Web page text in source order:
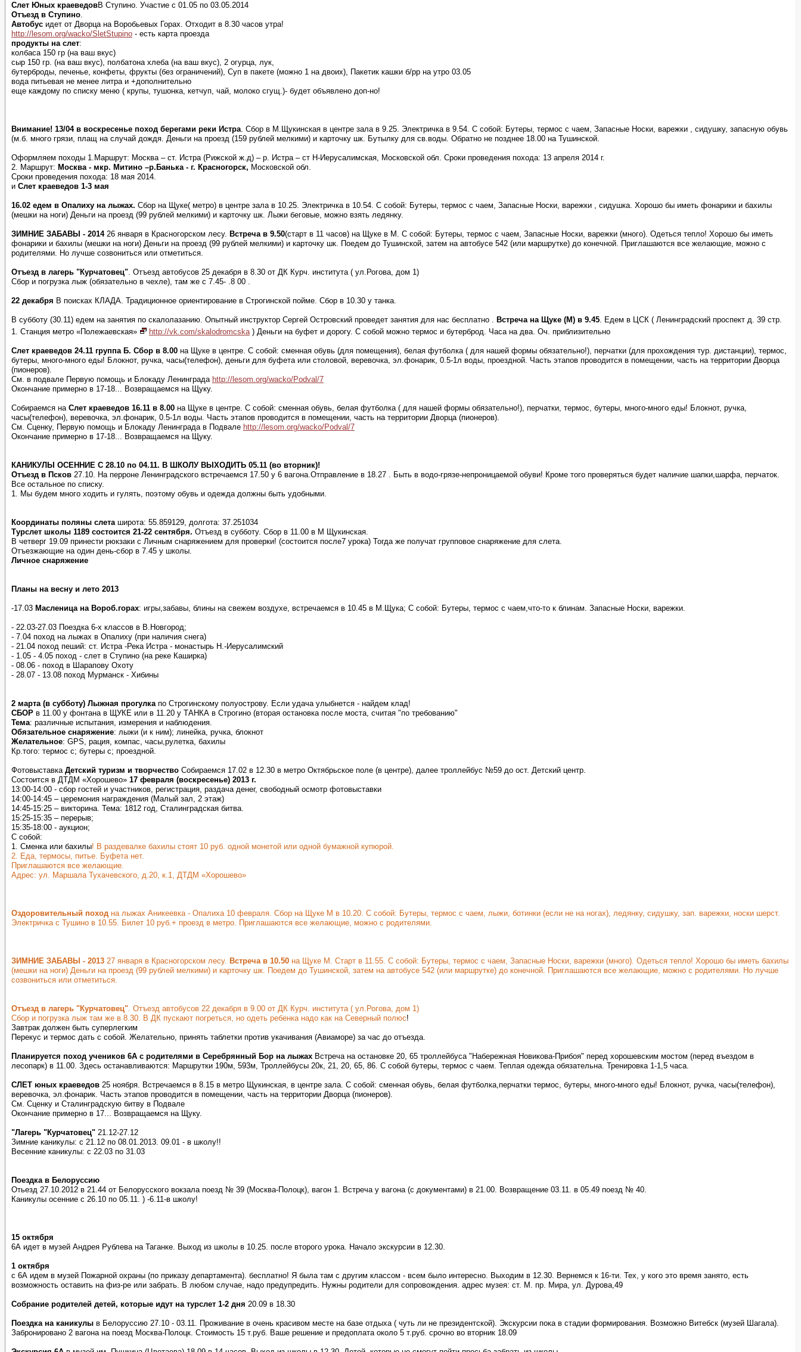
Слет Юных краеведовВ Ступино. Участие с 01.05 по 03.05.2014
Отъезд в Ступино.
Автобус идет от Дворца на Воробьевых Горах. Отходит в 8.30 часов утра!
http://lesom.org/wacko/SletStupino - есть карта проезда
продукты на слет:
колбаса 150 гр (на ваш вкус)
сыр 150 гр. (на ваш вкус), полбатона хлеба (на ваш вкус), 2 огурца, лук,
бутерброды, печенье, конфеты, фрукты (без ограничений), Суп в пакете (можно 1 на двоих), Пакетик кашки б/рр на утро 03.05
вода питьевая не менее литра и +дополнительно
еще каждому по списку меню ( крупы, тушонка, кетчуп, чай, молоко сгущ.)- будет объявлено доп-но!
Внимание! 13/04 в воскресенье поход берегами реки Истра. Сбор в М.Щукинская в центре зала в 9.25. Электричка в 9.54. С собой: Бутеры, термос с чаем, Запасные Носки, варежки , сидушку, запасную обувь
(м.б. много грязи, плащ на случай дождя. Деньги на проезд (159 рублей мелкими) и карточку шк. Бутылку для св.воды. Обратно не позднее 18.00 на Тушинской.
Оформляем походы 1.Маршрут: Москва – ст. Истра (Рижской ж.д) – р. Истра – ст Н-Иерусалимская, Московской обл. Сроки проведения похода: 13 апреля 2014 г.
2. Маршрут: Москва - мкр. Митино –р.Банька - г. Красногорск, Московской обл.
Сроки проведения похода: 18 мая 2014.
и Слет краеведов 1-3 мая
16.02 едем в Опалиху на лыжах. Сбор на Щуке( метро) в центре зала в 10.25. Электричка в 10.54. С собой: Бутеры, термос с чаем, Запасные Носки, варежки , сидушка. Хорошо бы иметь фонарики и бахилы
(мешки на ноги) Деньги на проезд (99 рублей мелкими) и карточку шк. Лыжи беговые, можно взять ледянку.
ЗИМНИЕ ЗАБАВЫ - 201426 января в Красногорском лесу. Встреча в 9.50(старт в 11 часов) на Щуке в М. С собой: Бутеры, термос с чаем, Запасные Носки, варежки (много). Одеться тепло! Хорошо бы иметь
фонарики и бахилы (мешки на ноги) Деньги на проезд (99 рублей мелкими) и карточку шк. Поедем до Тушинской, затем на автобусе 542 (или маршрутке) до конечной. Приглашаются все желающие, можно с
родителями. Но лучше созвониться или отметиться.
Отъезд в лагерь "Курчатовец". Отъезд автобусов 25 декабря в 8.30 от ДК Курч. института ( ул.Рогова, дом 1)
Сбор и погрузка лыж (обязательно в чехле), там же c 7.45- .8 00 .
22 декабря В поисках КЛАДА. Традиционное ориентирование в Строгинской пойме. Сбор в 10.30 у танка.
В субботу (30.11) едем на занятия по скалолазанию. Опытный инструктор Сергей Островский проведет занятия для нас бесплатно . Встреча на Щуке (М) в 9.45. Едем в ЦСК ( Ленинградский проспект д. 39 стр.
1. Станция метро «Полежаевская»
http://vk.com/skalodromcska) Деньги на буфет и дорогу. С собой можно термос и бутерброд. Часа на два. Оч. приблизительно
Слет краеведов 24.11 группа Б. Сбор в 8.00 на Щуке в центре. С собой: сменная обувь (для помещения), белая футболка ( для нашей формы обязательно!), перчатки (для прохождения тур. дистанции), термос,
бутеры, много-много еды! Блокнот, ручка, часы(телефон), деньги для буфета или столовой, веревочка, эл.фонарик, 0.5-1л воды, проездной. Часть этапов проводится в помещении, часть на территории Дворца
(пионеров).
См. в подвале Первую помощь и Блокаду Ленинграда http://lesom.org/wacko/Podval/7
Окончание примерно в 17-18... Возвращаемся на Щуку.
Собираемся на Слет краеведов 16.11 в 8.00 на Щуке в центре. С собой: сменная обувь, белая футболка ( для нашей формы обязательно!), перчатки, термос, бутеры, много-много еды! Блокнот, ручка,
часы(телефон), веревочка, эл.фонарик, 0.5-1л воды. Часть этапов проводится в помещении, часть на территории Дворца (пионеров).
См. Сценку, Первую помощь и Блокаду Ленинграда в Подвале http://lesom.org/wacko/Podval/7
Окончание примерно в 17-18... Возвращаемся на Щуку.
КАНИКУЛЫ ОСЕННИЕ С 28.10 по 04.11. В ШКОЛУ ВЫХОДИТЬ 05.11 (во вторник)!
Отъезд в Псков 27.10. На перроне Ленинградского встречаемся 17.50 у 6 вагона.Отправление в 18.27 . Быть в водо-грязе-непроницаемой обуви! Кроме того проверяться будет наличие шапки,шарфа, перчаток.
Все остальное по списку.
1. Мы будем много ходить и гулять, поэтому обувь и одежда должны быть удобными.
Координаты поляны слеташирота: 55.859129, долгота: 37.251034
Турслет школы 1189 состоится 21-22 сентября. Отъезд в субботу. Сбор в 11.00 в М Щукинская.
В четверг 19.09 принести рюкзаки с Личным снаряжением для проверки! (состоится после7 урока) Тогда же получат групповое снаряжение для слета.
Отъезжающие на один день-сбор в 7.45 у школы.
Личное снаряжение
Планы на весну и лето 2013
-17.03 Масленица на Вороб.горах: игры,забавы, блины на свежем воздухе, встречаемся в 10.45 в М.Щука; С собой: Бутеры, термос с чаем,что-то к блинам. Запасные Носки, варежки.
- 22.03-27.03 Поездка 6-х классов в В.Новгород;
- 7.04 поход на лыжах в Опалиху (при наличия снега)
- 21.04 поход пеший: ст. Истра -Река Истра - монастырь Н.-Иерусалимский
- 1.05 - 4.05 поход - слет в Ступино (на реке Каширка)
- 08.06 - поход в Шарапову Охоту
- 28.07 - 13.08 поход Мурманск - Хибины
2 марта (в субботу) Лыжная прогулкапо Строгинскому полуострову. Если удача улыбнется - найдем клад!
СБОР в 11.00 у фонтана в ЩУКЕ или в 11.20 у ТАНКА в Строгино (вторая остановка после моста, считая "по требованию"
Тема: различные испытания, измерения и наблюдения.
Обязательное снаряжение: лыжи (и к ним); линейка, ручка, блокнот
Желательное: GPS, рация, компас, часы,рулетка, бахилы
Кр.того: термос с; бутеры с; проездной.
Фотовыставка Детский туризм и творчество Собираемся 17.02 в 12.30 в метро Октябрьское поле (в центре), далее троллейбус №59 до ост. Детский центр.
Состоится в ДТДМ «Хорошево» 17 февраля (воскресенье) 2013 г.
13:00-14:00 - сбор гостей и участников, регистрация, раздача денег, свободный осмотр фотовыставки
14:00-14:45 – церемония награждения (Малый зал, 2 этаж)
14:45-15:25 – викторина. Тема: 1812 год, Сталинградская битва.
15:25-15:35 – перерыв;
15:35-18:00 - аукцион;
С собой:
1. Сменка или бахилы! В раздевалке бахилы стоят 10 руб. одной монетой или одной бумажной купюрой.
2. Еда, термосы, питье. Буфета нет.
Приглашаются все желающие.
Адрес: ул. Маршала Тухачевского, д.20, к.1, ДТДМ «Хорошево»
Оздоровительный поход на лыжах Аникеевка - Опалиха 10 февраля. Сбор на Щуке М в 10.20. С собой: Бутеры, термос с чаем, лыжи, ботинки (если не на ногах), ледянку, сидушку, зап. варежки, носки шерст.
Электричка с Тушино в 10.55. Билет 10 руб.+ проезд в метро. Приглашаются все желающие, можно с родителями.
ЗИМНИЕ ЗАБАВЫ - 2013 27 января в Красногорском лесу. Встреча в 10.50 на Щуке М. Старт в 11.55. С собой: Бутеры, термос с чаем, Запасные Носки, варежки (много). Одеться тепло! Хорошо бы иметь бахилы
(мешки на ноги) Деньги на проезд (99 рублей мелкими) и карточку шк. Поедем до Тушинской, затем на автобусе 542 (или маршрутке) до конечной. Приглашаются все желающие, можно с родителями. Но лучше
созвониться или отметиться.
Отъезд в лагерь "Курчатовец". Отъезд автобусов 22 декабря в 9.00 от ДК Курч. института ( ул.Рогова, дом 1)
Сбор и погрузка лыж там же в 8.30. В ДК пускают погреться, но одеть ребенка надо как на Северный полюс!
Завтрак должен быть суперлегким
Перекус и термос дать с собой. Желательно, принять таблетки против укачивания (Авиаморе) за час до отъезда.
Планируется поход учеников 6А с родителями в Серебрянный Бор на лыжах Встреча на остановке 20, 65 троллейбуса "Набережная Новикова-Прибоя" перед хорошевским мостом (перед въездом в
лесопарк) в 11.00. Здесь останавливаются: Маршрутки 190м, 593м, Троллейбусы 20к, 21, 20, 65, 86. С собой бутеры, термос с чаем. Теплая одежда обязательна. Тренировка 1-1,5 часа.
СЛЕТ юных краеведов 25 ноября. Встречаемся в 8.15 в метро Щукинская, в центре зала. С собой: сменная обувь, белая футболка,перчатки термос, бутеры, много-много еды! Блокнот, ручка, часы(телефон),
веревочка, эл.фонарик. Часть этапов проводится в помещении, часть на территории Дворца (пионеров).
См. Сценку и Сталинградскую битву в Подвале
Окончание примерно в 17... Возвращаемся на Щуку.
"Лагерь "Курчатовец" 21.12-27.12
Зимние каникулы: с 21.12 по 08.01.2013. 09.01 - в школу!!
Весенние каникулы: с 22.03 по 31.03
Поездка в Белоруссию
Отьезд 27.10.2012 в 21.44 от Белорусского вокзала поезд № 39 (Москва-Полоцк), вагон 1. Встреча у вагона (с документами) в 21.00. Возвращение 03.11. в 05.49 поезд № 40.
Каникулы осенние с 26.10 по 05.11. ) -6.11-в школу!
15 октября
6А идет в музей Андрея Рублева на Таганке. Выход из школы в 10.25. после второго урока. Начало экскурсии в 12.30.
1 октября
с 6А идем в музей Пожарной охраны (по приказу департамента). бесплатно! Я была там с другим классом - всем было интересно. Выходим в 12.30. Вернемся к 16-ти. Тех, у кого это время занято, есть
возможность оставить на физ-ре или забрать. В любом случае, надо предупредить. Нужны родители для сопровождения. адрес музея: ст. М. пр. Мира, ул. Дурова,49
Собрание родителей детей, которые идут на турслет 1-2 дня 20.09 в 18.30
Поездка на каникулы в Белоруссию 27.10 - 03.11. Проживание в очень красивом месте на базе отдыха ( чуть ли не президентской). Экскурсии пока в стадии формирования. Возможно Витебск (музей Шагала).
Забронировано 2 вагона на поезд Москва-Полоцк. Стоимость 15 т.руб. Ваше решение и предоплата около 5 т.руб. срочно во вторник 18.09